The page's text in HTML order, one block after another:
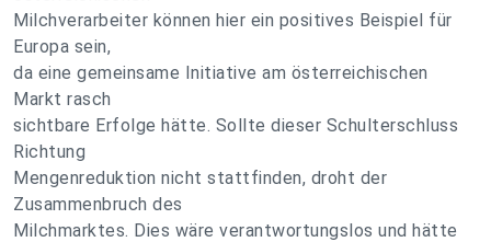
Milchverarbeiter können hier ein positives Beispiel für
Europa sein,
da eine gemeinsame Initiative am österreichischen
Markt rasch
sichtbare Erfolge hätte. Sollte dieser Schulterschluss
Richtung
Mengenreduktion nicht stattfinden, droht der
Zusammenbruch des
Milchmarktes. Dies wäre verantwortungslos und hätte